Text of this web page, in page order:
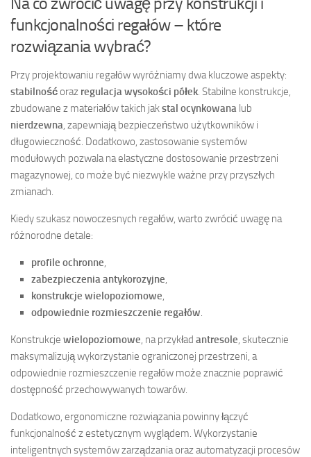
funkcjonalności regałów – które
rozwiązania wybrać?
Przy projektowaniu regałów wyróżniamy dwa kluczowe aspekty:
stabilnośćoraz regulacja wysokości półek. Stabilne konstrukcje,
zbudowane z materiałów takich jakstal ocynkowana lub
nierdzewna, zapewniają bezpieczeństwo użytkowników i
długowieczność. Dodatkowo, zastosowanie systemów
modułowych pozwala na elastyczne dostosowanie przestrzeni
magazynowej, co może być niezwykle ważne przy przyszłych
zmianach.
Kiedy szukasz nowoczesnych regałów, warto zwrócić uwagę na
różnorodne detale:
profile ochronne,
zabezpieczenia antykorozyjne,
konstrukcje wielopoziomowe,
odpowiednie rozmieszczenie regałów.
Konstrukcje wielopoziomowe, na przykład antresole, skutecznie
maksymalizują wykorzystanie ograniczonej przestrzeni, a
odpowiednie rozmieszczenie regałów może znacznie poprawić
dostępność przechowywanych towarów.
Dodatkowo, ergonomiczne rozwiązania powinny łączyć
funkcjonalność z estetycznym wyglądem. Wykorzystanie
inteligentnych systemów zarządzania oraz automatyzacji procesów